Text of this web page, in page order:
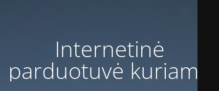
Internetinė
parduotuvė kuriama